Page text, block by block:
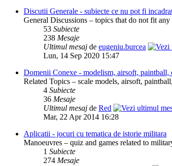
Discutii Generale - subiecte ce nu pot fi
General Discussions – topics that do not fit
53 Subiecte
238 Mesaje
Ultimul mesaj de eugeniu.burcea
Lun, 14 Sep 2020 15:47
Domenii Conexe - modelism, airsoft, paintball,
Related Topics – scale models, airsoft,
4 Subiecte
36 Mesaje
Ultimul mesaj de Red
Mar, 22 Apr 2014 16:28
Aplicatii - jocuri cu tematica de istorie militara
Manoeuvres – quiz and games related to
1 Subiecte
274 Mesaje